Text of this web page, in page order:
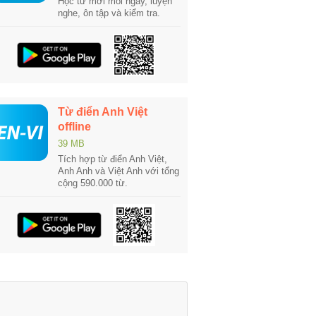
nghe, ôn tập và kiểm tra.
Từ điển Anh Việt
offline
39 MB
Tích hợp từ điển Anh Việt,
Anh Anh và Việt Anh với tổng
cộng 590.000 từ.